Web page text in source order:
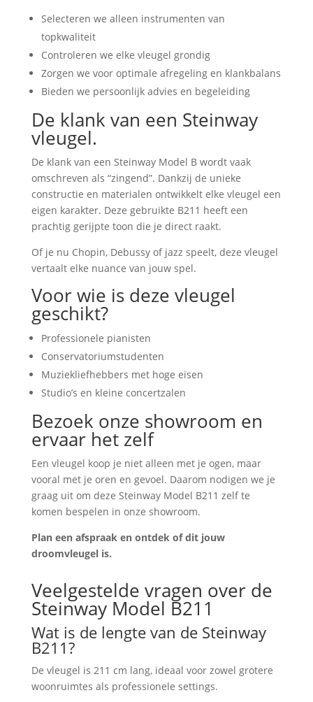
Selecteren we alleen instrumenten van
topkwaliteit
Controleren we elke vleugel grondig
Zorgen we voor optimale afregeling en klankbalans
Bieden we persoonlijk advies en begeleiding
De klank van een Steinway
vleugel.
De klank van een Steinway Model B wordt vaak
omschreven als “zingend”. Dankzij de unieke
constructie en materialen ontwikkelt elke vleugel een
eigen karakter. Deze gebruikte B211 heeft een
prachtig gerijpte toon die je direct raakt.
Of je nu Chopin, Debussy of jazz speelt, deze vleugel
vertaalt elke nuance van jouw spel.
Voor wie is deze vleugel
geschikt?
Professionele pianisten
Conservatoriumstudenten
Muziekliefhebbers met hoge eisen
Studio’s en kleine concertzalen
Bezoek onze showroom en
ervaar het zelf
Een vleugel koop je niet alleen met je ogen, maar
vooral met je oren en gevoel. Daarom nodigen we je
graag uit om deze Steinway Model B211 zelf te
komen bespelen in onze showroom.
Plan een afspraak en ontdek of dit jouw
droomvleugel is.
Veelgestelde vragen over de
Steinway Model B211
Wat is de lengte van de Steinway
B211?
De vleugel is 211 cm lang, ideaal voor zowel grotere
woonruimtes als professionele settings.